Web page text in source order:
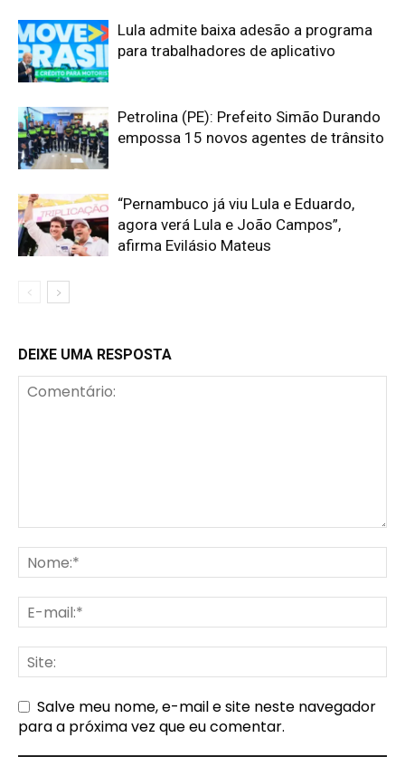
Lula admite baixa adesão a programa
para trabalhadores de aplicativo
Petrolina (PE): Prefeito Simão Durando
empossa 15 novos agentes de trânsito
“Pernambuco já viu Lula e Eduardo,
agora verá Lula e João Campos”,
afirma Evilásio Mateus
DEIXE UMA RESPOSTA
Salve meu nome, e-mail e site neste navegador
para a próxima vez que eu comentar.